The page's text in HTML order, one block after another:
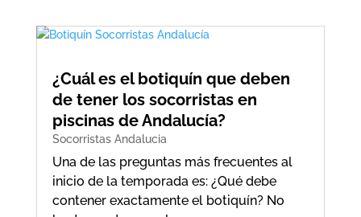
¿Cuál es el botiquín que deben
de tener los socorristas en
piscinas de Andalucía?
Socorristas Andalucia
Una de las preguntas más frecuentes al
inicio de la temporada es: ¿Qué debe
contener exactamente el botiquín? No